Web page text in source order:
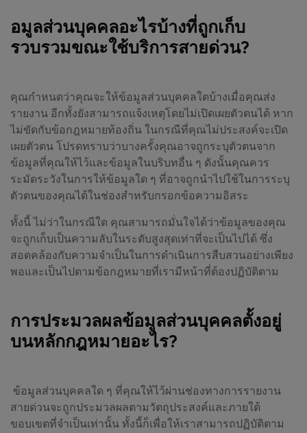
อมูลส่วนบุคคลอะไรบ้างที่ถูกเก็บ
รวบรวมขณะใช้บริการสายด่วน?
คุณกำหนดว่าคุณจะให้ข้อมูลส่วนบุคคลใดบ้างเมื่อคุณส่ง
รายงาน อีกทั้งยังสามารถแจ้งเหตุโดยไม่เปิดเผยตัวตนได้ หาก
ไม่ขัดกับข้อกฎหมายท้องถิ่น ในกรณีที่คุณไม่ประสงค์จะเปิด
เผยตัวตน โปรดทราบว่าบางครั้งคุณอาจถูกระบุตัวตนจาก
ข้อมูลที่คุณให้ไว้และข้อมูลในบริบทอื่น ๆ ดังนั้นคุณควร
ระมัดระวังในการให้ข้อมูลใด ๆ ที่อาจถูกนำไปใช้ในการระบุ
ตัวตนของคุณได้ในช่องสำหรับกรอกข้อความอิสระ
ทั้งนี้ ไม่ว่าในกรณีใด คุณสามารถมั่นใจได้ว่าข้อมูลของคุณ
จะถูกเก็บเป็นความลับในระดับสูงสุดเท่าที่จะเป็นไปได้ ซึ่ง
สอดคล้องกับความจำเป็นในการดำเนินการสืบสวนอย่างเพียง
พอและเป็นไปตามข้อกฎหมายที่เรามีหน้าที่ต้องปฏิบัติตาม
การประมวลผลข้อมูลส่วนบุคคลตั้งอยู่
บนหลักกฎหมายอะไร?
ข้อมูลส่วนบุคคลใด ๆ ที่คุณให้ไว้ผ่านช่องทางการรายงาน
สายด่วนจะถูกประมวลผลตามวัตถุประสงค์และภายใต้
ขอบเขตที่จำเป็นเท่านั้น ทั้งนี้ก็เพื่อให้เราสามารถปฏิบัติตาม